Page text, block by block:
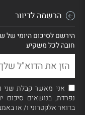
הרשמה לדיוור
הירשם לסיכום היומי של
חובה לכל משקיע
אני מאשר קבלת שני
נפרדת, בנושאים סיכום
בדואר אלקטרוני ו/ או